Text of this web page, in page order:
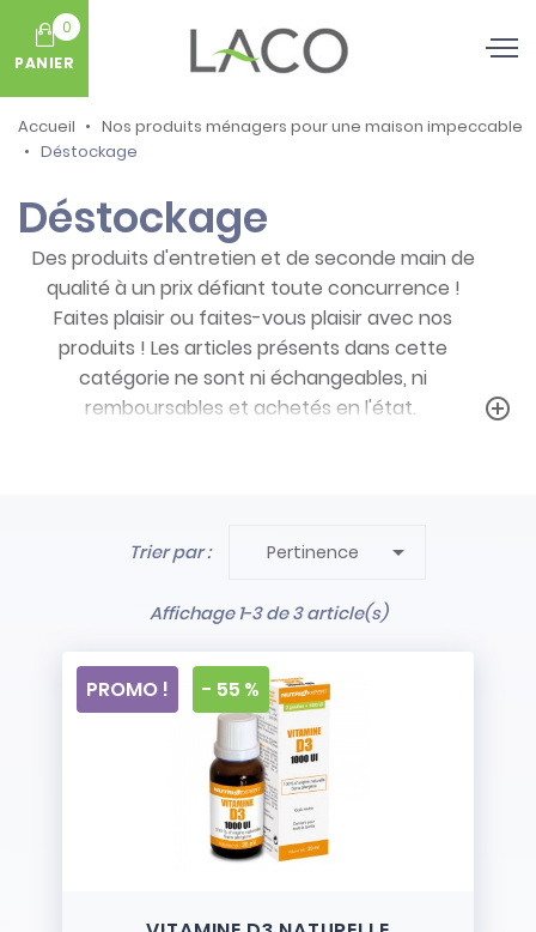
0
PANIER
Accueil
Nos produits ménagers pour une maison impeccable
Déstockage
Déstockage
Des produits d'entretien et de seconde main de
qualité à un prix défiant toute concurrence !
Faites plaisir ou faites-vous plaisir avec nos
produits ! Les articles présents dans cette
catégorie ne sont ni échangeables, ni
remboursables et achetés en l'état.
- Stock limité et non renouvelé
add_circle_outline
Trier par : Pertinence 
Affichage 1-3 de 3 article(s)
PROMO ! - 55 %